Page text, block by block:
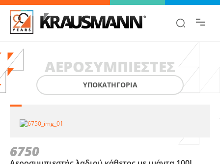
ΑΕΡΟΣΥΜΠΙΕΣΤΈΣ
ΥΠΟΚΑΤΗΓΟΡΙΑ
6750
Βρες γρήγορα την πληροφορία που
ψάχνεις!